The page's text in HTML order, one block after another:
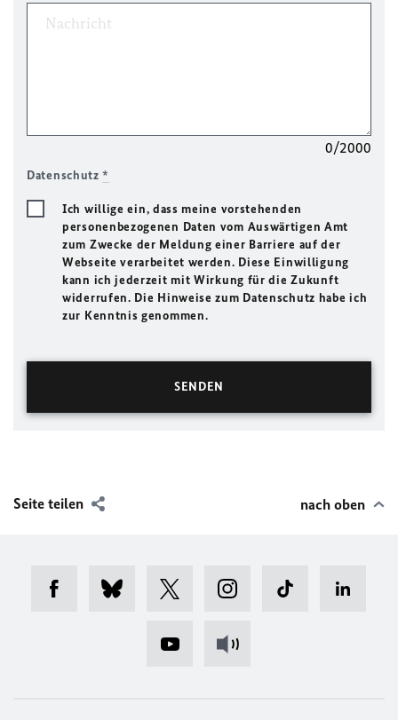
0/2000
Datenschutz*
Ich willige ein, dass meine vorstehenden
personenbezogenen Daten vom Auswärtigen Amt
zum Zwecke der Meldung einer Barriere auf der
Webseite verarbeitet werden. Diese Einwilligung
kann ich jederzeit mit Wirkung für die Zukunft
widerrufen. Die Hinweise zum Datenschutz habe ich
zur Kenntnis genommen.
Seite teilen nach oben